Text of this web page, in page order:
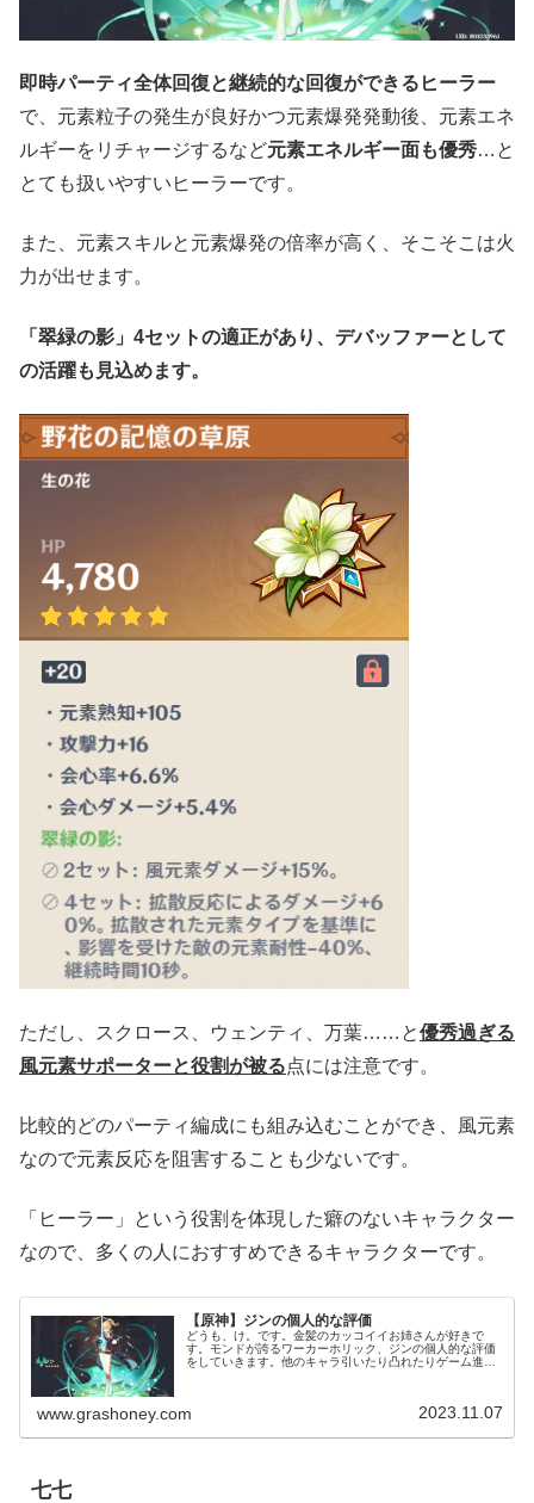
即時パーティ全体回復と継続的な回復ができるヒーラー
で、元素粒子の発生が良好かつ元素爆発発動後、元素エネ
ルギーをリチャージするなど元素エネルギー面も優秀…と
とても扱いやすいヒーラーです。
また、元素スキルと元素爆発の倍率が高く、そこそこは火
力が出せます。
「翠緑の影」4セットの適正があり、デバッファーとして
の活躍も見込めます。
ただし、スクロース、ウェンティ、万葉……と優秀過ぎる
風元素サポーターと役割が被る点には注意です。
比較的どのパーティ編成にも組み込むことができ、風元素
なので元素反応を阻害することも少ないです。
「ヒーラー」という役割を体現した癖のないキャラクター
なので、多くの人におすすめできるキャラクターです。
【原神】ジンの個人的な評価
どうも、け。です。金髪のカッコイイお姉さんが好きで
す。モンドが誇るワーカーホリック、ジンの個人的な評価
をしていきます。他のキャラ引いたり凸れたりゲーム進ん
www.grashoney.com 2023.11.07
七七